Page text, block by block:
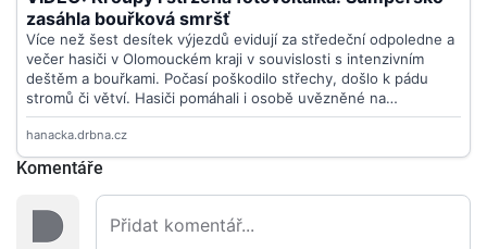
Komentáře